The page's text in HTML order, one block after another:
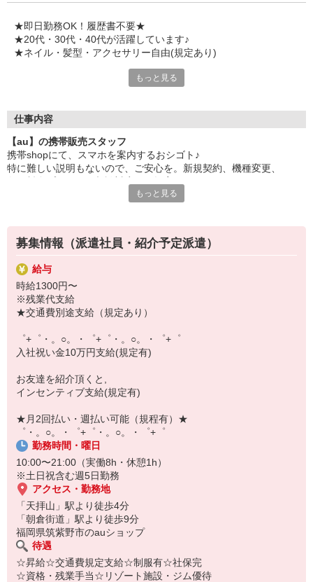
゜・。○。・゜+゜・。○。・゜+゜
★即日勤務OK！履歴書不要★
★20代・30代・40代が活躍しています♪
★ネイル・髪型・アクセサリー自由(規定あり)
でも心配ご無用！
お互いに教え合ったり、フォローしあったりする
和気あいあいとした人間関係がある店舗ばかり！
皆で一緒にステップアップしましょう♪
【選べるお仕事いろいろ】
▼オフィスワーク
事務、経理、データ入力、コールセンター、受付
▼工場・製造・軽作業系
機械/食品製造・梱包・仕分け・加工・組立・検査
▼美容系
眉毛サロンのアイブロウ・ネイリスト・エステ
▼営業・販売
法人営業・アパレル販売・個別指導塾・人材紹介
▼人気案件も多数♪
短期・期間限定・オープニング・官公庁案件
上場/優良/大手企業など
【スマホ面接実施中】
￣￣￣￣￣￣￣￣￣
自宅に居ながらスマホでカンタン面接OK！
オンライン面談なのでスピード対応。
もっと見る
仕事内容
【au】の携帯販売スタッフ
携帯shopにて、スマホを案内するおシゴト♪
特に難しい説明もないので、ご安心を。新規契約、機種変更、
満足度◎
■携帯やインターネット販売業務
docomo(ドコモ)/au(エーユー)・KDDI/softbank(ソフトバンク)など
の大手キャリアから
ワイモバイル(Y!mobille)、楽天モバイル、UQなど格安スマホまで幅
広く紹介可能♪
もっと見る
募集情報（派遣社員・紹介予定派遣）
給与
時給1300円〜
※残業代支給
★交通費別途支給（規定あり）
゜+゜・。○。・゜+゜・。○。・゜+゜
入社祝い金10万円支給(規定有)
お友達を紹介頂くと,
インセンティブ支給(規定有)
★月2回払い・週払い可能（規程有）★
゜・。○。・゜+゜・。○。・゜+゜
勤務時間・曜日
10:00〜21:00（実働8h・休憩1h）
※土日祝含む週5日勤務
アクセス・勤務地
「天拝山」駅より徒歩4分
「朝倉街道」駅より徒歩9分
福岡県筑紫野市のauショップ
待遇
☆昇給☆交通費規定支給☆制服有☆社保完
☆資格・残業手当☆リゾート施設・ジム優待